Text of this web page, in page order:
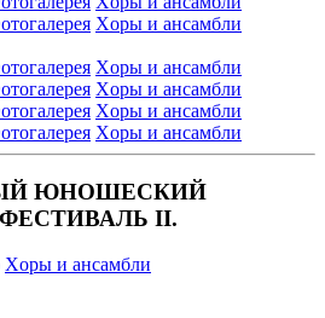
Xоры и ансамбли
Xоры и ансамбли
Xоры и ансамбли
Xоры и ансамбли
Xоры и ансамбли
ЮНОШЕСКИЙ
II.
Xоры и ансамбли